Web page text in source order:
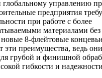
глобальному управлению
предприятия
при работе с более
материалами
новые 8-флейтовые
эти преимущества, ведь
грубой и финишной
гибкости и